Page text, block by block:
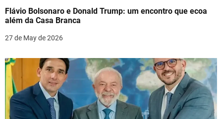
Flávio Bolsonaro e Donald Trump: um encontro que ecoa
além da Casa Branca
27 de May de 2026